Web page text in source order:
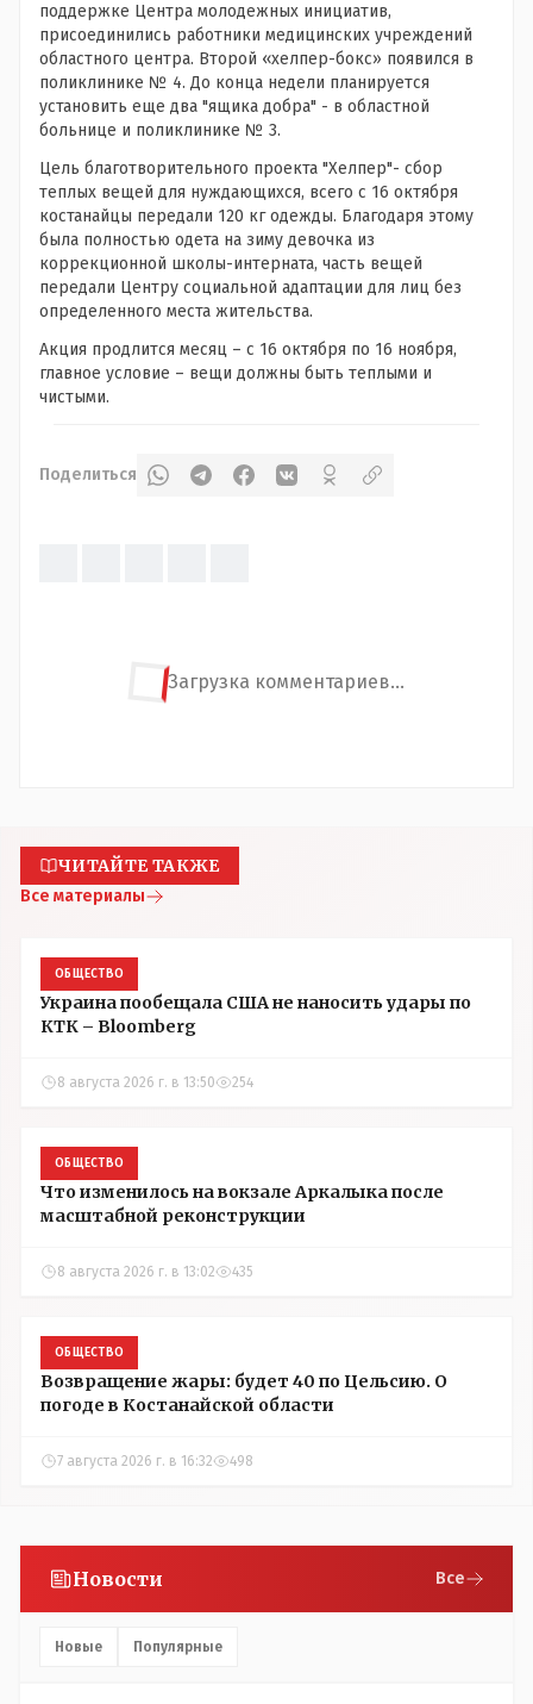
поддержке Центра молодежных инициатив,
присоединились работники медицинских учреждений
областного центра. Второй «хелпер-бокс» появился в
поликлинике № 4. До конца недели планируется
установить еще два "ящика добра" - в областной
больнице и поликлинике № 3.
Цель благотворительного проекта "Хелпер"- сбор
теплых вещей для нуждающихся, всего с 16 октября
костанайцы передали 120 кг одежды. Благодаря этому
была полностью одета на зиму девочка из
коррекционной школы-интерната, часть вещей
передали Центру социальной адаптации для лиц без
определенного места жительства.
Акция продлится месяц – с 16 октября по 16 ноября,
главное условие – вещи должны быть теплыми и
чистыми.
Поделиться
Загрузка комментариев...
ЧИТАЙТЕ ТАКЖЕ
Все материалы
ОБЩЕСТВО
Украина пообещала США не наносить удары по
КТК – Bloomberg
8 августа 2026 г. в 13:50 254
ОБЩЕСТВО
Что изменилось на вокзале Аркалыка после
масштабной реконструкции
8 августа 2026 г. в 13:02 435
ОБЩЕСТВО
Возвращение жары: будет 40 по Цельсию. О
погоде в Костанайской области
7 августа 2026 г. в 16:32 498
Новости Все
Новые Популярные